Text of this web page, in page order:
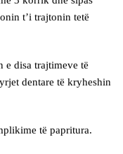
t’i trajtonin tetë
e disa trajtimeve të
dentare të kryheshin
të papritura.